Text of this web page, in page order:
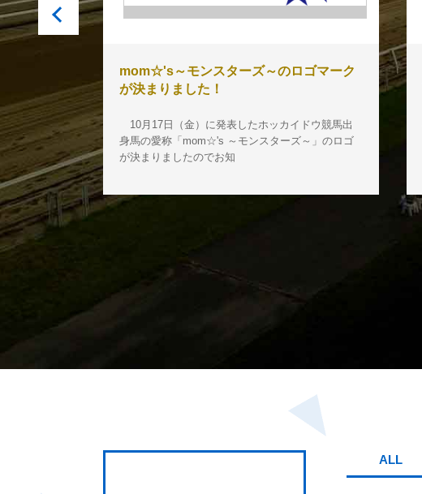
おいて、
。是非ご
mom☆'s～モンスターズ～のロゴマーク
が決まりました！
10月17日（金）に発表したホッカイドウ競馬出
身馬の愛称「mom☆'s ～モンスターズ～」のロゴ
が決まりましたのでお知
ALL